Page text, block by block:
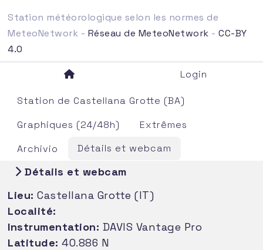
Station météorologique selon les normes de
MeteoNetwork - Réseau de MeteoNetwork -CC-BY
4.0
Login
Station de Castellana Grotte (BA)
Graphiques (24/48h)
Extrêmes
Archivio
Détails et webcam
Détails et webcam
Lieu: Castellana Grotte (IT)
Localité:
Instrumentation: DAVIS Vantage Pro
Latitude: 40.886 N